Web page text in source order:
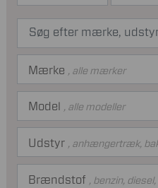
Mærke , alle mærker
Model , alle modeller
Brændstof , benzin,
Udstyr , anhængertræk,